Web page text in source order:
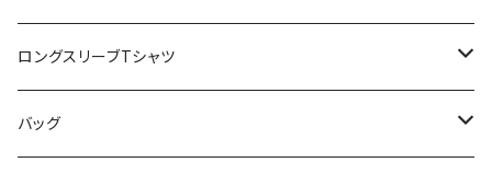
スポポポポニー
花いろは
ロングスリーブTシャツ
HIGH HIGH BEAM
バッグ